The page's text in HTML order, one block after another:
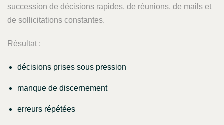
succession de décisions rapides, de réunions, de mails et
de sollicitations constantes.
Résultat :
décisions prises sous pression
manque de discernement
erreurs répétées